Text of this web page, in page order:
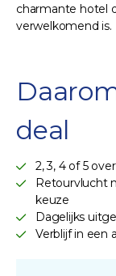
charmante hotel
verwelkomend is.
deal
2, 3, 4 of 5
Retourvlucht
keuze
Dagelijks
Verblijf in een